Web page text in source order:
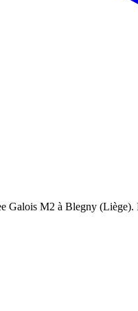
Galois M2 à Blegny (Liège).